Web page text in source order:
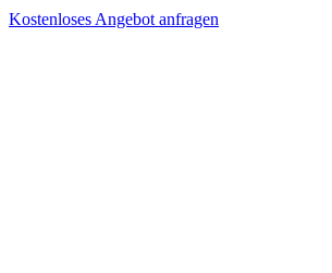
Kostenloses Angebot anfragen